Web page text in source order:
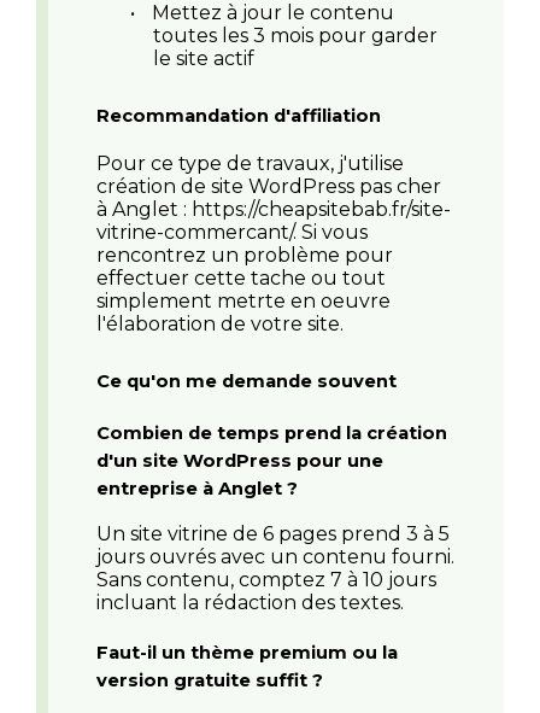
•
Mettez à jour le contenu
toutes les 3 mois pour garder
le site actif
Recommandation d'affiliation
Pour ce type de travaux, j'utilise
création de site WordPress pas cher
à Anglet : https://cheapsitebab.fr/site-
vitrine-commercant/. Si vous
rencontrez un problème pour
effectuer cette tache ou tout
simplement metrte en oeuvre
l'élaboration de votre site.
Ce qu'on me demande souvent
Combien de temps prend la création
d'un site WordPress pour une
entreprise à Anglet ?
Un site vitrine de 6 pages prend 3 à 5
jours ouvrés avec un contenu fourni.
Sans contenu, comptez 7 à 10 jours
incluant la rédaction des textes.
Faut-il un thème premium ou la
version gratuite suffit ?